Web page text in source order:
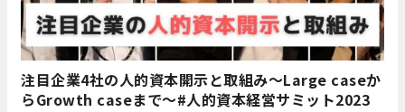
注目企業4社の人的資本開示と取組み～Large caseか
らGrowth caseまで～#人的資本経営サミット2023